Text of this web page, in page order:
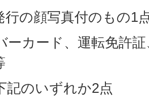
行の顔写真付のもの1
ーカード、運転免許
記のいずれか2点